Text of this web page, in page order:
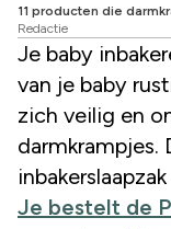
11 producten die
Redactie
Je baby
van je baby
zich veilig en
darmkrampjes.
Je bestelt de